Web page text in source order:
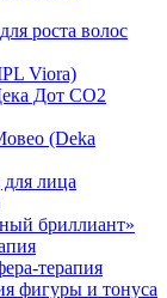
роста волос
Viora)
Дот СО2
(Deka
лица
бриллиант»
терапия
фигуры и тонуса